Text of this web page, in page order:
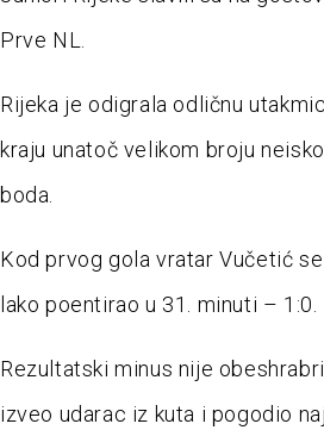
Prve NL.
Rijeka je odigrala odličnu
kraju unatoč velikom broju
boda.
Kod prvog gola vratar Vučetić
lako poentirao u 31. minuti – 1:0.
Rezultatski minus nije
izveo udarac iz kuta i pogodio